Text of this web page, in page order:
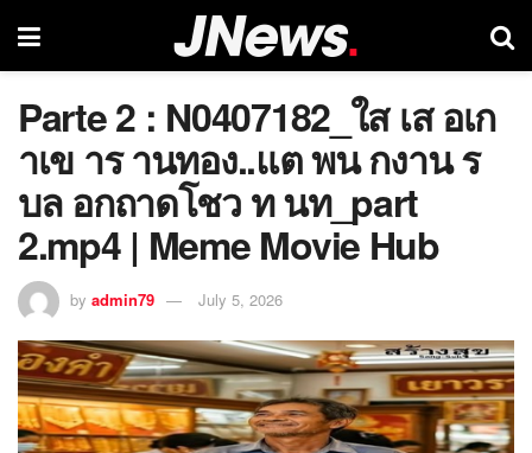
Parte 2 : N0407182_ใส เส อเก
าเข าร านทอง..แต พน กงาน ร
บล อกถาดโชว ท นท_part
2.mp4 | Meme Movie Hub
by admin79 July 5, 2026